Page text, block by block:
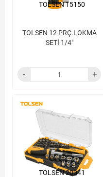
TOLSEN 12 PRÇ.LOKMA
SETİ 1/4"
TOLSEN 15150
TOLSEN 20041